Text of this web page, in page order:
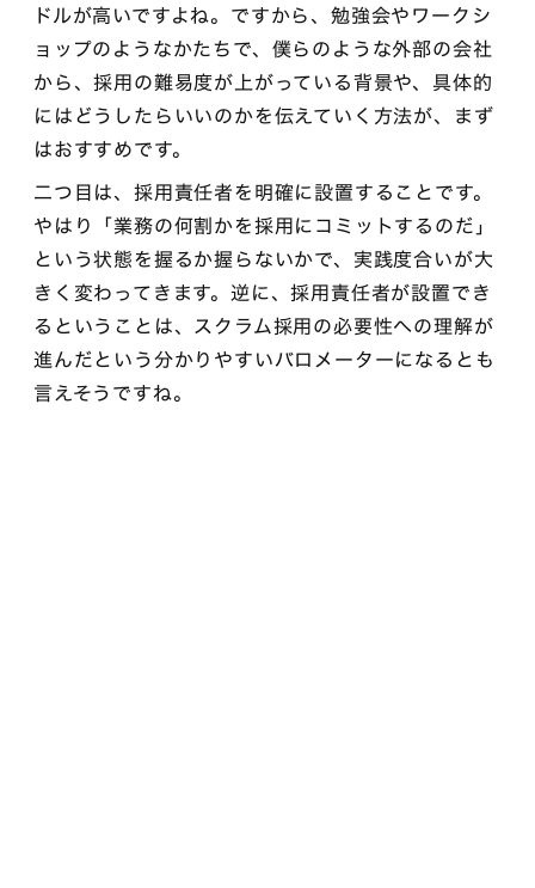
ドルが高いですよね。ですから、勉強会やワークシ
ョップのようなかたちで、僕らのような外部の会社
から、採用の難易度が上がっている背景や、具体的
にはどうしたらいいのかを伝えていく方法が、まず
はおすすめです。
二つ目は、採用責任者を明確に設置することです。
やはり「業務の何割かを採用にコミットするのだ」
という状態を握るか握らないかで、実践度合いが大
きく変わってきます。逆に、採用責任者が設置でき
るということは、スクラム採用の必要性への理解が
進んだという分かりやすいバロメーターになるとも
言えそうですね。